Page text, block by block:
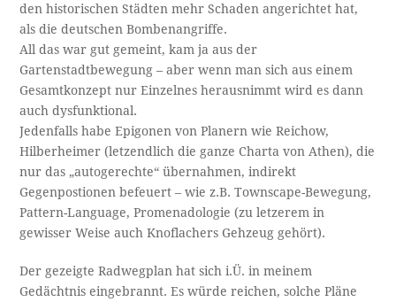
den historischen Städten mehr Schaden angerichtet hat,
als die deutschen Bombenangriffe.
All das war gut gemeint, kam ja aus der
Gartenstadtbewegung – aber wenn man sich aus einem
Gesamtkonzept nur Einzelnes herausnimmt wird es dann
auch dysfunktional.
Jedenfalls habe Epigonen von Planern wie Reichow,
Hilberheimer (letzendlich die ganze Charta von Athen), die
nur das „autogerechte“ übernahmen, indirekt
Gegenpostionen befeuert – wie z.B. Townscape-Bewegung,
Pattern-Language, Promenadologie (zu letzerem in
gewisser Weise auch Knoflachers Gehzeug gehört).
Der gezeigte Radwegplan hat sich i.Ü. in meinem
Gedächtnis eingebrannt. Es würde reichen, solche Pläne